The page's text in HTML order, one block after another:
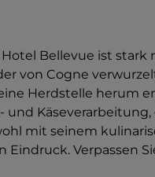
Bellevue ist
von Cogne
Herdstelle herum
mit seinem
Verpassen